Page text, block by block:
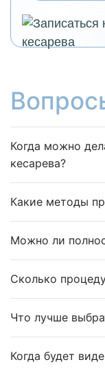
Когда можно
кесарева?
Какие методы
Можно ли
Сколько
Что лучше
Когда будет